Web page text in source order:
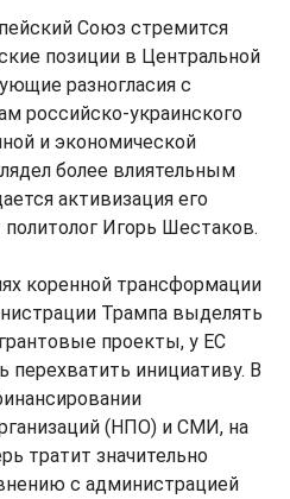
Союз стремится
позиции в Центральной
разногласия с
российско-украинского
и экономической
более влиятельным
активизация его
политолог Игорь Шестаков.
коренной трансформации
Трампа выделять
проекты, у ЕС
перехватить инициативу. В
(НПО) и СМИ, на
тратит значительно
с администрацией